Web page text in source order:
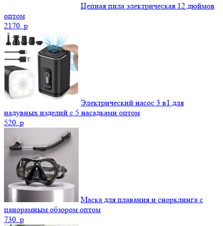
Цепная пила электрическая 12 дюймов
оптом
2170. p
Электрический насос 3 в1 для
надувных изделий с 5 насадками оптом
520. p
Маска для плавания и снорклинга с
панорамным обзором оптом
730. p